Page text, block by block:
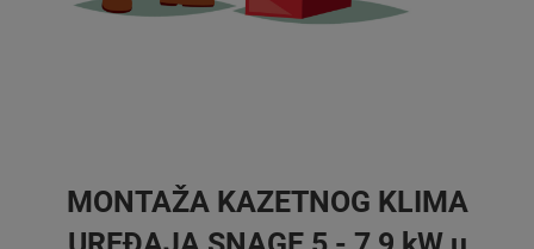
MONTAŽA KAZETNOG KLIMA